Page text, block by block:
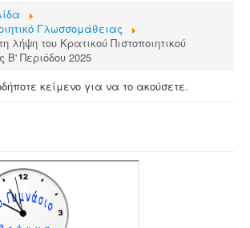
Γλωσσομάθειας
λήψη του Κρατικού Πιστοποιητικού
Περιόδου 2025
κείμενο για να το ακούσετε.